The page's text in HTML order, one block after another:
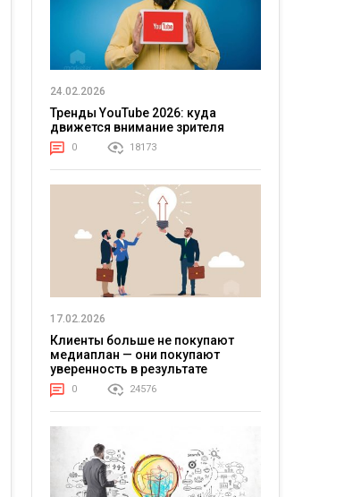
24.02.2026
Тренды YouTube 2026: куда
движется внимание зрителя
0 18173
17.02.2026
Клиенты больше не покупают
медиаплан — они покупают
уверенность в результате
0 24576